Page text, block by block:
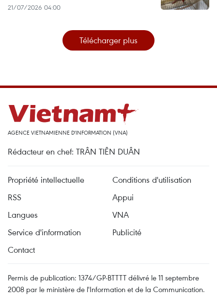
21/07/2026 04:00
Télécharger plus
AGENCE VIETNAMIENNE D'INFORMATION (VNA)
Rédacteur en chef: TRÂN TIÊN DUÂN
Propriété intellectuelle
Conditions d'utilisation
RSS
Appui
Langues
VNA
Service d'information
Publicité
Contact
Permis de publication: 1374/GP-BTTTT délivré le 11 septembre
2008 par le ministère de l'Information et de la Communication.